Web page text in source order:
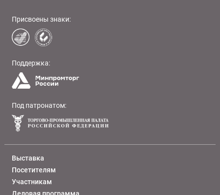
Присвоены знаки:
Поддержка:
Под патронатом:
Выставка
Посетителям
Участникам